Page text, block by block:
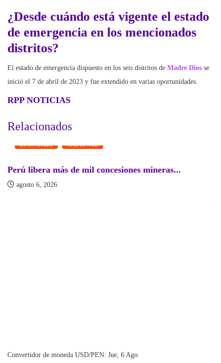
¿Desde cuándo está vigente el estado
de emergencia en los mencionados
distritos?
El estado de emergencia dispuesto en los seis distritos de Madre Dios se
inició el 7 de abril de 2023 y fue extendido en varias oportunidades.
RPP NOTICIAS
Relacionados
ECONOMÍA NACIONAL
Perú libera más de mil concesiones mineras...
agosto 6, 2026
Convertidor de moneda USD/PEN: Jue, 6 Ago.